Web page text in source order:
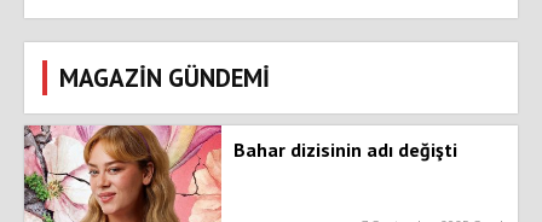
MAGAZİN GÜNDEMİ
Bahar dizisinin adı değişti